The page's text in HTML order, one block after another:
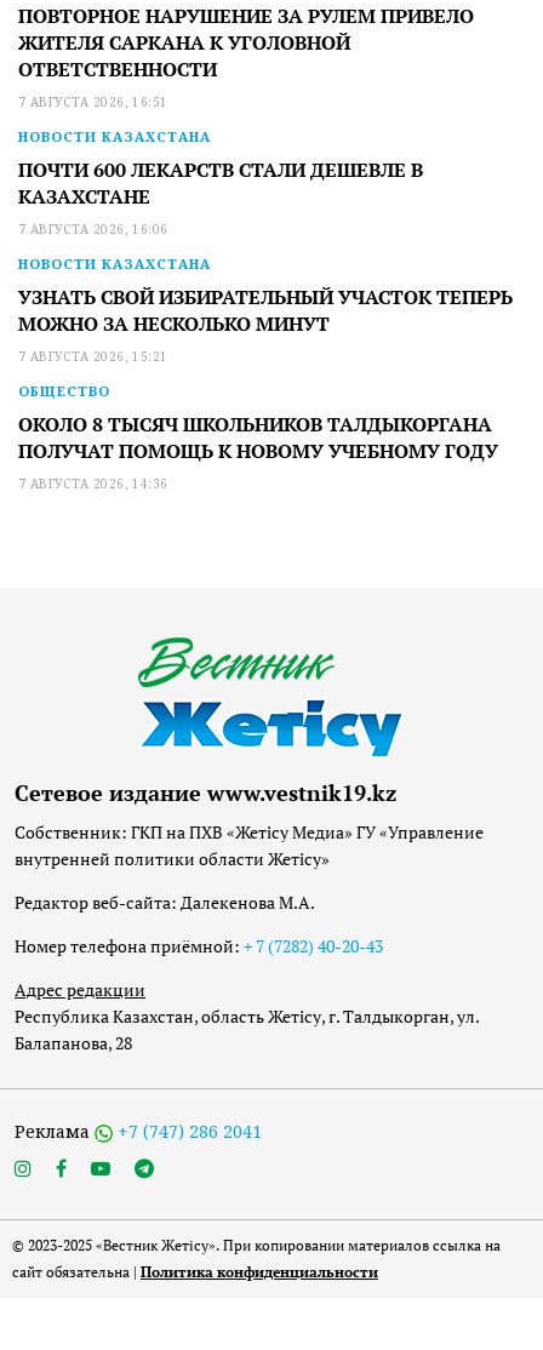
ПОВТОРНОЕ НАРУШЕНИЕ ЗА РУЛЕМ ПРИВЕЛО
ЖИТЕЛЯ САРКАНА К УГОЛОВНОЙ
ОТВЕТСТВЕННОСТИ
7 АВГУСТА 2026, 16:51
НОВОСТИ КАЗАХСТАНА
ПОЧТИ 600 ЛЕКАРСТВ СТАЛИ ДЕШЕВЛЕ В
КАЗАХСТАНЕ
7 АВГУСТА 2026, 16:06
НОВОСТИ КАЗАХСТАНА
УЗНАТЬ СВОЙ ИЗБИРАТЕЛЬНЫЙ УЧАСТОК ТЕПЕРЬ
МОЖНО ЗА НЕСКОЛЬКО МИНУТ
7 АВГУСТА 2026, 15:21
ОБЩЕСТВО
ОКОЛО 8 ТЫСЯЧ ШКОЛЬНИКОВ ТАЛДЫКОРГАНА
ПОЛУЧАТ ПОМОЩЬ К НОВОМУ УЧЕБНОМУ ГОДУ
7 АВГУСТА 2026, 14:36
Сетевое издание www.vestnik19.kz
Собственник: ГКП на ПХВ «Жетісу Медиа» ГУ «Управление
внутренней политики области Жетісу»
Редактор веб-сайта: Далекенова М.А.
Номер телефона приёмной: + 7 (7282) 40-20-43
Адрес редакции
Республика Казахстан, область Жетісу, г. Талдыкорган, ул.
Балапанова, 28
Реклама +7 (747) 286 2041
© 2023-2025 «Вестник Жетісу». При копировании материалов ссылка на
сайт обязательна | Политика конфиденциальности